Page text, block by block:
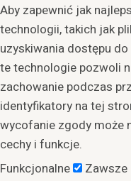
Aby zapewnić jak
technologii, takich jak
uzyskiwania dostępu
te technologie pozwoli
zachowanie podczas
identyfikatory na tej
wycofanie zgody może
cechy i funkcje.
Funkcjonalne
Zawsze